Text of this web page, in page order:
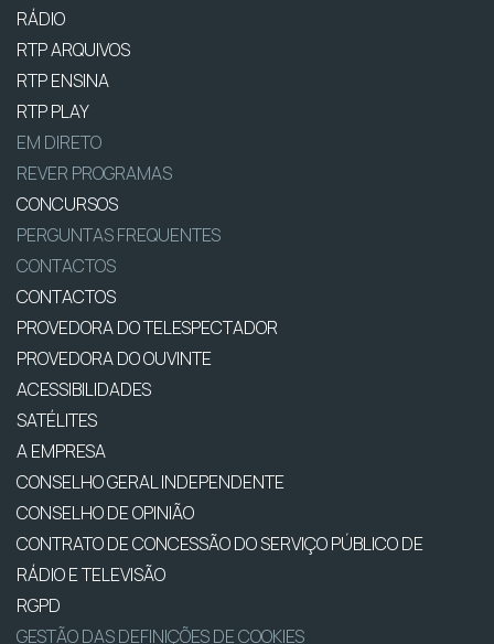
RÁDIO
RTP ARQUIVOS
RTP ENSINA
RTP PLAY
EM DIRETO
REVER PROGRAMAS
CONCURSOS
PERGUNTAS FREQUENTES
CONTACTOS
CONTACTOS
PROVEDORA DO TELESPECTADOR
PROVEDORA DO OUVINTE
ACESSIBILIDADES
SATÉLITES
A EMPRESA
CONSELHO GERAL INDEPENDENTE
CONSELHO DE OPINIÃO
CONTRATO DE CONCESSÃO DO SERVIÇO PÚBLICO DE
RÁDIO E TELEVISÃO
RGPD
GESTÃO DAS DEFINIÇÕES DE COOKIES